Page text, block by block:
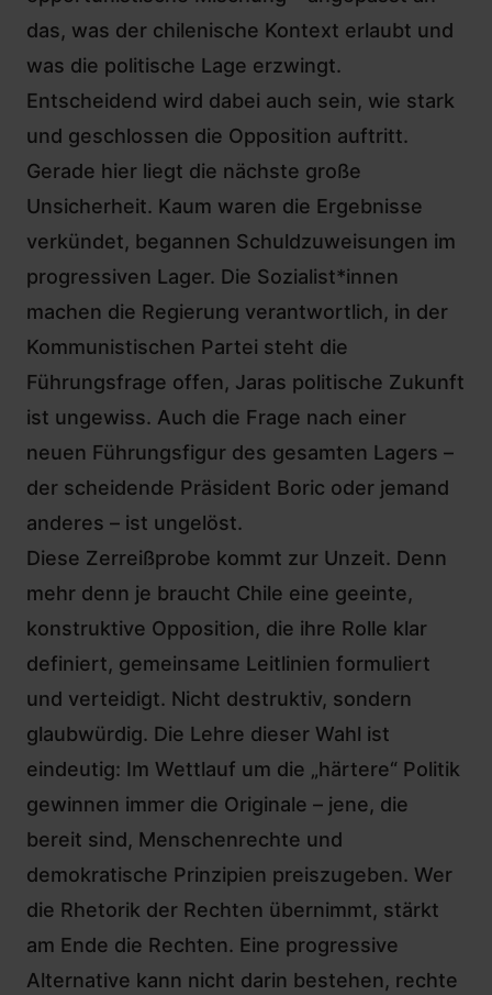
das, was der chilenische Kontext erlaubt und
was die politische Lage erzwingt.
Entscheidend wird dabei auch sein, wie stark
und geschlossen die Opposition auftritt.
Gerade hier liegt die nächste große
Unsicherheit. Kaum waren die Ergebnisse
verkündet, begannen Schuldzuweisungen im
progressiven Lager. Die Sozialist*innen
machen die Regierung verantwortlich, in der
Kommunistischen Partei steht die
Führungsfrage offen, Jaras politische Zukunft
ist ungewiss. Auch die Frage nach einer
neuen Führungsfigur des gesamten Lagers –
der scheidende Präsident Boric oder jemand
anderes – ist ungelöst.
Diese Zerreißprobe kommt zur Unzeit. Denn
mehr denn je braucht Chile eine geeinte,
konstruktive Opposition, die ihre Rolle klar
definiert, gemeinsame Leitlinien formuliert
und verteidigt. Nicht destruktiv, sondern
glaubwürdig. Die Lehre dieser Wahl ist
eindeutig: Im Wettlauf um die „härtere“ Politik
gewinnen immer die Originale – jene, die
bereit sind, Menschenrechte und
demokratische Prinzipien preiszugeben. Wer
die Rhetorik der Rechten übernimmt, stärkt
am Ende die Rechten. Eine progressive
Alternative kann nicht darin bestehen, rechte